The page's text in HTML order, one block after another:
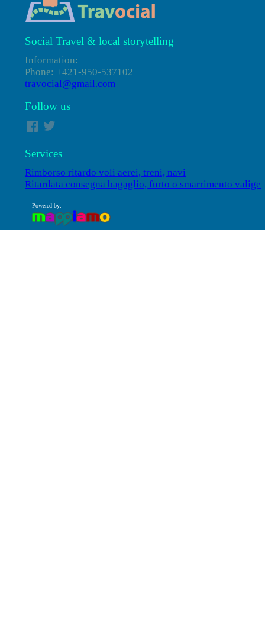
Social Travel & local storytelling
Information:
Phone: +421-950-537102
travocial@gmail.com
Follow us
Services
Rimborso ritardo voli aerei, treni, navi
Ritardata consegna bagaglio, furto o smarrimento valige
Powered by: